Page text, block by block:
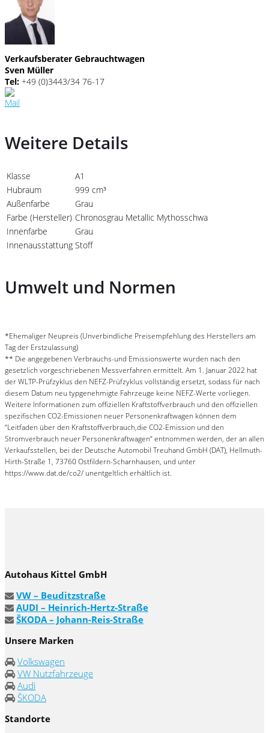
Verkaufsberater Gebrauchtwagen
Sven Müller
Tel: +49 (0)3443/34 76-17
Weitere Details
Klasse
A1
Hubraum
999 cm³
Außenfarbe
Grau
Farbe (Hersteller) Chronosgrau Metallic Mythosschwa
Innenfarbe
Grau
Innenausstattung Stoff
Umwelt und Normen
*Ehemaliger Neupreis (Unverbindliche Preisempfehlung des Herstellers am
Tag der Erstzulassung)
** Die angegebenen Verbrauchs-und Emissionswerte wurden nach den
gesetzlich vorgeschriebenen Messverfahren ermittelt. Am 1. Januar 2022 hat
der WLTP-Prüfzyklus den NEFZ-Prüfzyklus vollständig ersetzt, sodass für nach
diesem Datum neu typgenehmigte Fahrzeuge keine NEFZ-Werte vorliegen.
Weitere Informationen zum offiziellen Kraftstoffverbrauch und den offiziellen
spezifischen CO2-Emissionen neuer Personenkraftwagen können dem
“Leitfaden über den Kraftstoffverbrauch,die CO2-Emission und den
Stromverbrauch neuer Personenkraftwagen“ entnommen werden, der an allen
Verkaufsstellen, bei der Deutsche Automobil Treuhand GmbH (DAT), Hellmuth-
Hirth-Straße 1, 73760 Ostfildern-Scharnhausen, und unter
https://www.dat.de/co2/ unentgeltlich erhältlich ist.
Autohaus Kittel GmbH
VW – Beuditzstraße
AUDI – Heinrich-Hertz-Straße
ŠKODA – Johann-Reis-Straße
Unsere Marken
Volkswagen
VW Nutzfahrzeuge
Audi
ŠKODA
Standorte